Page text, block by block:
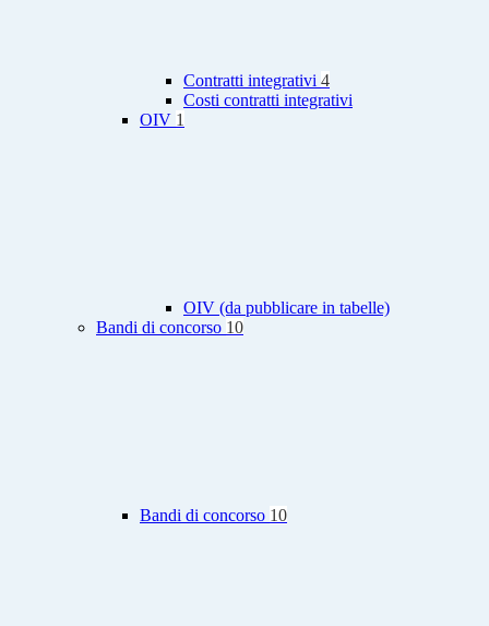
Contratti integrativi 4
Costi contratti integrativi
OIV 1
OIV (da pubblicare in tabelle)
Bandi di concorso 10
Bandi di concorso 10